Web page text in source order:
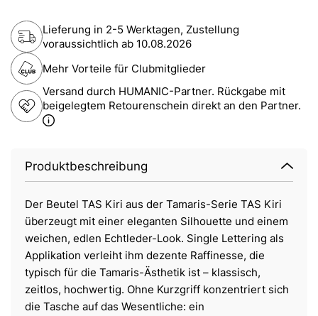
Lieferung in 2-5 Werktagen, Zustellung
voraussichtlich ab 10.08.2026
Mehr Vorteile für Clubmitglieder
Versand durch HUMANIC-Partner. Rückgabe mit
beigelegtem Retourenschein direkt an den Partner.
Produktbeschreibung
Der Beutel TAS Kiri aus der Tamaris-Serie TAS Kiri
überzeugt mit einer eleganten Silhouette und einem
weichen, edlen Echtleder-Look. Single Lettering als
Applikation verleiht ihm dezente Raffinesse, die
typisch für die Tamaris-Ästhetik ist – klassisch,
zeitlos, hochwertig. Ohne Kurzgriff konzentriert sich
die Tasche auf das Wesentliche: ein